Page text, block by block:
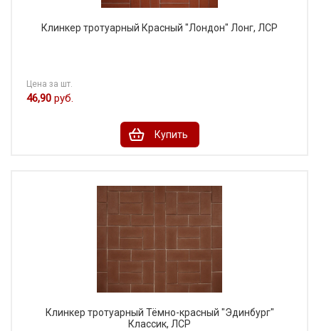
Клинкер тротуарный Красный "Лондон" Лонг, ЛСР
Цена за шт.
46,90 руб.
Купить
Клинкер тротуарный Тёмно-красный "Эдинбург"
Классик, ЛСР